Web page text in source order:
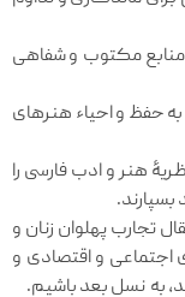
منابع مکتوب و شفاهی
به حفظ و احیاء هنرهای
هنر و ادب فارسی را
تجارب پهلوان زنان و
اجتماعی و اقتصادی و
به نسل بعد باشیم.